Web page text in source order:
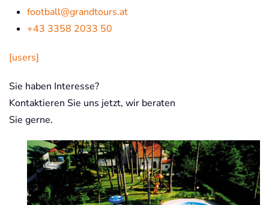
football@grandtours.at
+43 3358 2033 50
[users]
Sie haben Interesse?
Kontaktieren Sie uns jetzt, wir beraten
Sie gerne.